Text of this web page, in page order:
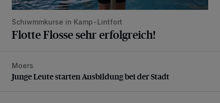
Schiwmmkurse in Kamp-Lintfort
Flotte Flosse sehr erfolgreich!
Junge Leute starten Ausbildung bei der Stadt
Moers
Junge Leute starten Ausbildung bei der Stadt